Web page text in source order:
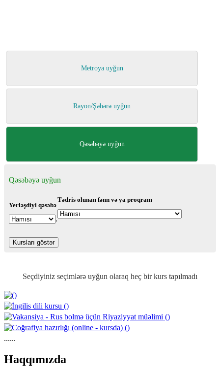
Metroya uyğun
Rayon/Şəhərə uyğun
Qəsəbəyə uyğun
Qəsəbəyə uyğun
Yerləşdiyi qəsəbə
.
Tədris olunan fənn və ya proqram
Seçdiyiniz seçimlərə uyğun olaraq heç bir kurs tapılmadı
......
Haqqımızda